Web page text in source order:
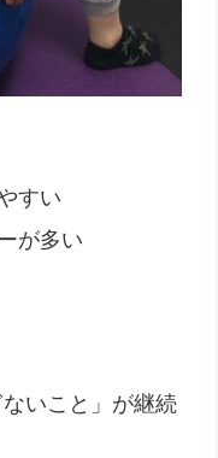
すい
が多い
いこと」が継続